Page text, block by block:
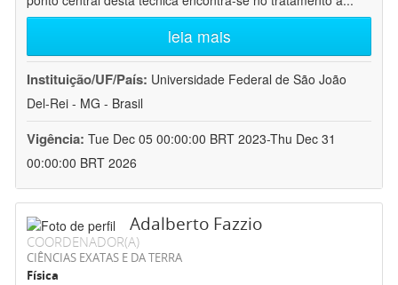
leia mais
Instituição/UF/País: Universidade Federal de São João
Del-Rei - MG - Brasil
Vigência: Tue Dec 05 00:00:00 BRT 2023-Thu Dec 31
00:00:00 BRT 2026
Adalberto Fazzio
COORDENADOR(A)
CIÊNCIAS EXATAS E DA TERRA
Física